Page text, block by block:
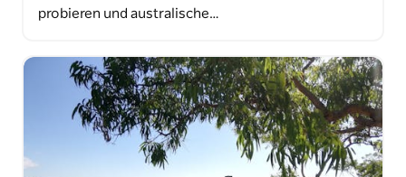
probieren und australische…